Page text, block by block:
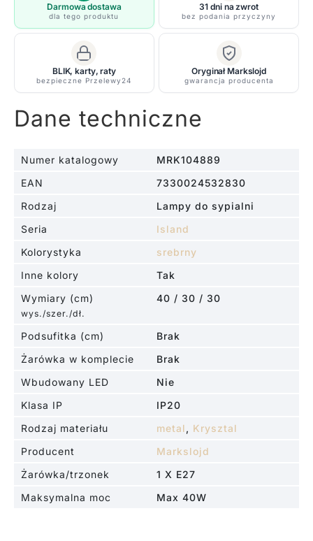
średnicy
30
kryształowymi
łańcuszkami
Darmowa dostawa
dla tego produktu
31 dni na zwrot
bez podania przyczyny
BLIK, karty, raty
bezpieczne Przelewy24
Oryginał Markslojd
gwarancja producenta
Dane techniczne
Numer katalogowy
MRK104889
EAN
7330024532830
Rodzaj
Lampy do sypialni
Seria
Island
Kolorystyka
srebrny
Inne kolory
Tak
Wymiary (cm)
wys./szer./dł.
40 / 30 / 30
Podsufitka (cm)
Brak
Żarówka w komplecie
Brak
Wbudowany LED
Nie
Klasa IP
IP20
Rodzaj materiału
metal , Krysztal
Producent
Markslojd
Żarówka/trzonek
1 X E27
Maksymalna moc
Max 40W